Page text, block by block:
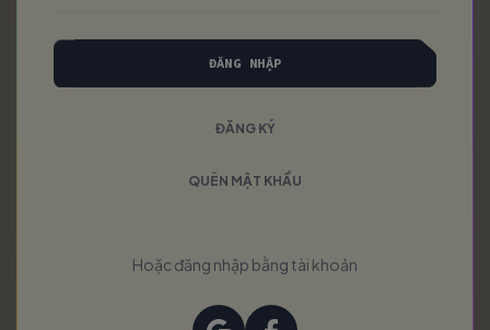
ĐĂNG NHẬP
ĐĂNG KÝ
QUÊN MẬT KHẨU
Hoặc đăng nhập bằng tài khoản